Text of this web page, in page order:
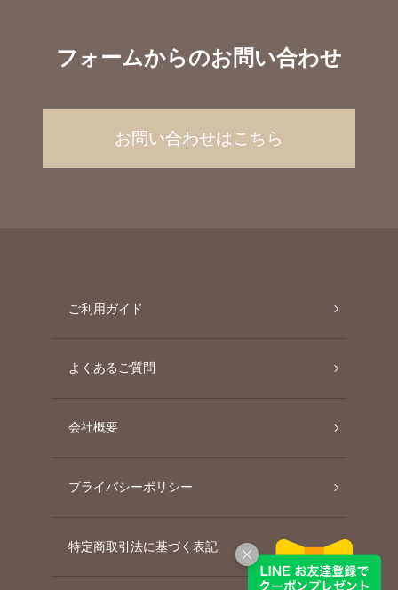
フォームからのお問い合わせ
お問い合わせはこちら
ご利用ガイド
よくあるご質問
会社概要
プライバシーポリシー
特定商取引法に基づく表記